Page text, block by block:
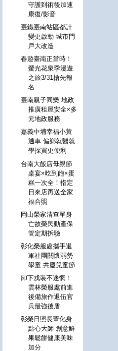
守護到術後加速
康復/影音
臺鐵臺南站區都計
變更啟動 城市門
戶大改造
春遊臺南正當時！
螢光花泉季漫遊
之旅3/31搶先報
名
臺南親子同樂 地政
推廣租屋安全×多
元地政服務
嘉義中埔幸福小黃
通車 偏鄉就醫就
學採買更便利
台南大飯店母親節
桌宴×吃到飽×蛋
糕一次全！指定
日來店再送全家
福合照
岡山榮家清查單身
亡故榮民動產保
管定期拆驗
彰化榮服處攜手退
軍社團關懷弱勢
學童 共慶兒童節
卸下戎装不迷惘！
雲林榮服處前進
後備旅作退伍官
兵最強後盾
彰榮日照長輩化身
點心大師 創意鮮
果鬆餅健康美味
加分